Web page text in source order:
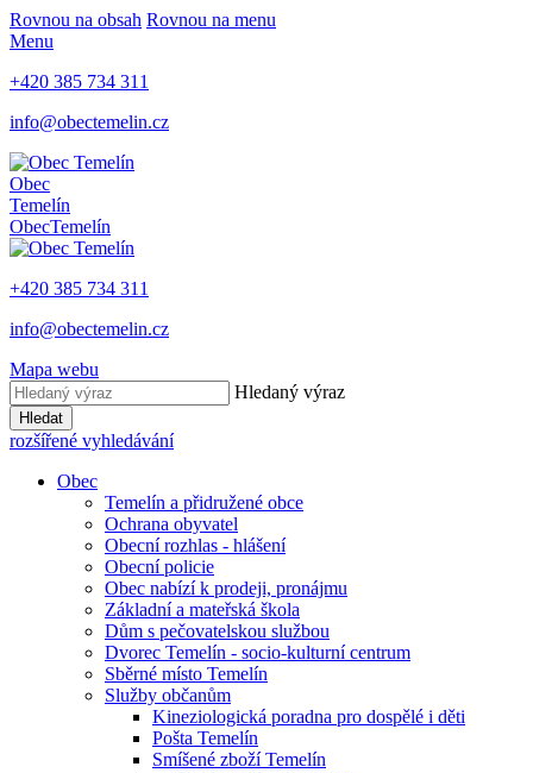
Rovnou na obsah Rovnou na menu
Menu
+420 385 734 311
info@obectemelin.cz
Obec
Temelín
ObecTemelín
+420 385 734 311
info@obectemelin.cz
Mapa webu
Hledaný výraz
Hledat
rozšířené vyhledávání
Obec
Temelín a přidružené obce
Ochrana obyvatel
Obecní rozhlas - hlášení
Obecní policie
Obec nabízí k prodeji, pronájmu
Základní a mateřská škola
Dům s pečovatelskou službou
Dvorec Temelín - socio-kulturní centrum
Sběrné místo Temelín
Služby občanům
Kineziologická poradna pro dospělé i děti
Pošta Temelín
Smíšené zboží Temelín